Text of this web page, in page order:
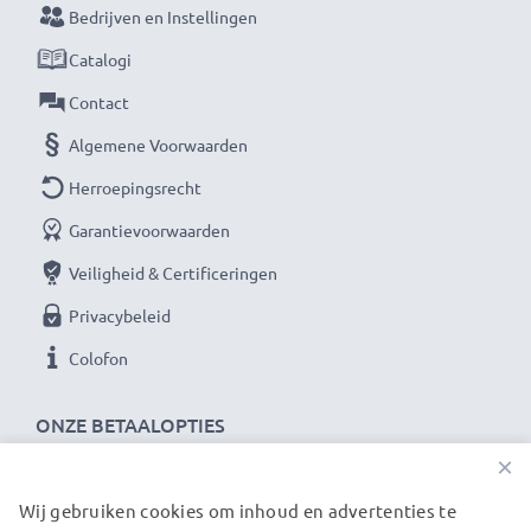
★ 3 jaar garantie ★
Als internationale speciaalzaak sinds 2004 weten wij,
waar het bij hoogwaardige producten op aankomt.
Daarom verlenen wij een garantie van 36 maanden!
ONZE BETAALOPTIES
Bedrijven en Instellingen
Catalogi
Contact
Algemene Voorwaarden
Herroepingsrecht
Garantievoorwaarden
Veiligheid & Certificeringen
Privacybeleid
Colofon
ONZE VERZENDPARTNERS
×
Wij gebruiken cookies om inhoud en advertenties te